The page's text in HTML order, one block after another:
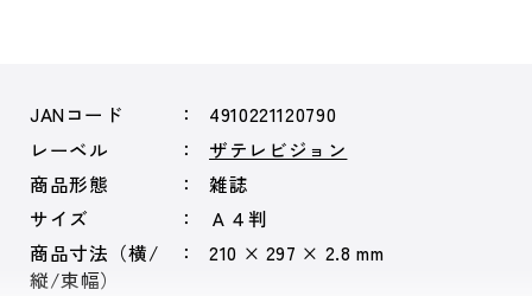
JANコード
4910221120790
レーベル
ザテレビジョン
商品形態
雑誌
サイズ
Ａ４判
商品寸法（横/
縦/束幅）
210 × 297 × 2.8 mm